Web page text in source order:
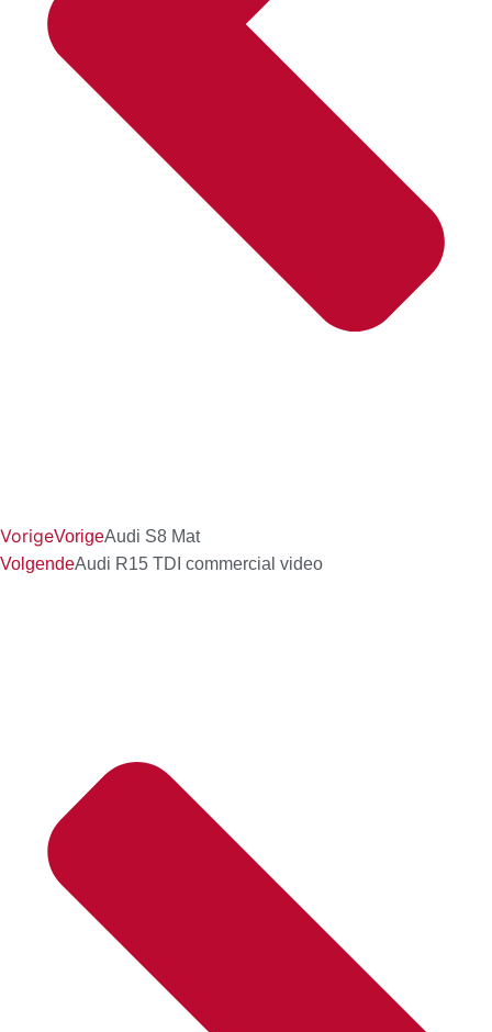
VorigeVorigeAudi S8 Mat
VolgendeAudi R15 TDI commercial video